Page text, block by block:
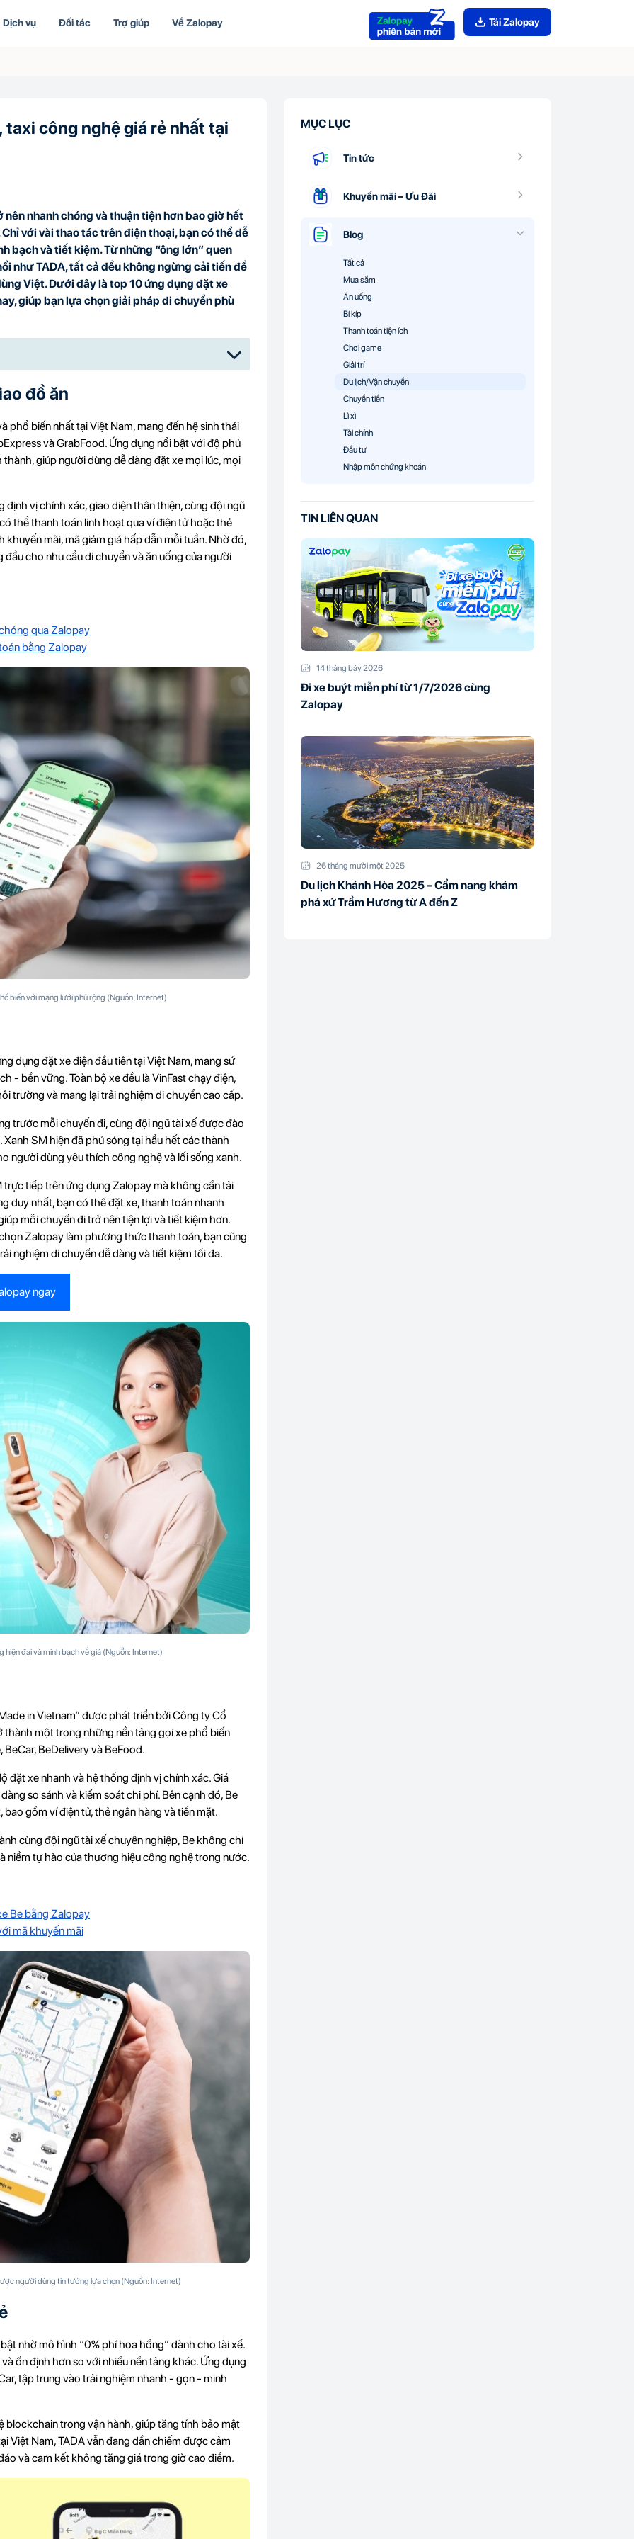
Dịch vụ Đối tác Trợ giúp Về Zalopay Tải Zalopay
taxi công nghệ giá rẻ nhất tại
nhanh chóng và thuận tiện hơn bao giờ hết
với vài thao tác trên điện thoại, bạn có thể dễ
bạch và tiết kiệm. Từ những “ông lớn” quen
như TADA, tất cả đều không ngừng cải tiến để
Việt. Dưới đây là top 10 ứng dụng đặt xe
giúp bạn lựa chọn giải pháp di chuyển phù
đồ ăn
phổ biến nhất tại Việt Nam, mang đến hệ sinh thái
và GrabFood. Ứng dụng nổi bật với độ phủ
giúp người dùng dễ dàng đặt xe mọi lúc, mọi
vị chính xác, giao diện thân thiện, cùng đội ngũ
thể thanh toán linh hoạt qua ví điện tử hoặc thẻ
mãi, mã giảm giá hấp dẫn mỗi tuần. Nhờ đó,
cho nhu cầu di chuyển và ăn uống của người
qua Zalopay
bằng Zalopay
biến với mạng lưới phủ rộng (Nguồn: Internet)
dụng đặt xe điện đầu tiên tại Việt Nam, mang sứ
- bền vững. Toàn bộ xe đều là VinFast chạy điện,
trường và mang lại trải nghiệm di chuyển cao cấp.
trước mỗi chuyến đi, cùng đội ngũ tài xế được đào
SM hiện đã phủ sóng tại hầu hết các thành
người dùng yêu thích công nghệ và lối sống xanh.
tiếp trên ứng dụng Zalopay mà không cần tải
duy nhất, bạn có thể đặt xe, thanh toán nhanh
mỗi chuyến đi trở nên tiện lợi và tiết kiệm hơn.
Zalopay làm phương thức thanh toán, bạn cũng
nghiệm di chuyển dễ dàng và tiết kiệm tối đa.
ngay
đại và minh bạch về giá (Nguồn: Internet)
in Vietnam” được phát triển bởi Công ty Cổ
một trong những nền tảng gọi xe phổ biến
BeDelivery và BeFood.
đặt xe nhanh và hệ thống định vị chính xác. Giá
so sánh và kiểm soát chi phí. Bên cạnh đó, Be
gồm ví điện tử, thẻ ngân hàng và tiền mặt.
cùng đội ngũ tài xế chuyên nghiệp, Be không chỉ
niềm tự hào của thương hiệu công nghệ trong nước.
Be bằng Zalopay
mã khuyến mãi
người dùng tin tưởng lựa chọn (Nguồn: Internet)
nhờ mô hình “0% phí hoa hồng” dành cho tài xế.
ổn định hơn so với nhiều nền tảng khác. Ứng dụng
tập trung vào trải nghiệm nhanh - gọn - minh
blockchain trong vận hành, giúp tăng tính bảo mật
Việt Nam, TADA vẫn đang dần chiếm được cảm
và cam kết không tăng giá trong giờ cao điểm.
MỤC LỤC
Tin tức
Khuyến mãi – Ưu Đãi
Blog
Tất cả
Mua sắm
Ăn uống
Bí kíp
Thanh toán tiện ích
Chơi game
Giải trí
Du lịch/Vận chuyển
Chuyển tiền
Lì xì
Tài chính
Đầu tư
Nhập môn chứng khoán
TIN LIÊN QUAN
14 tháng bảy 2026
Đi xe buýt miễn phí từ 1/7/2026 cùng
Zalopay
26 tháng mười một 2025
Du lịch Khánh Hòa 2025 – Cẩm nang khám
phá xứ Trầm Hương từ A đến Z